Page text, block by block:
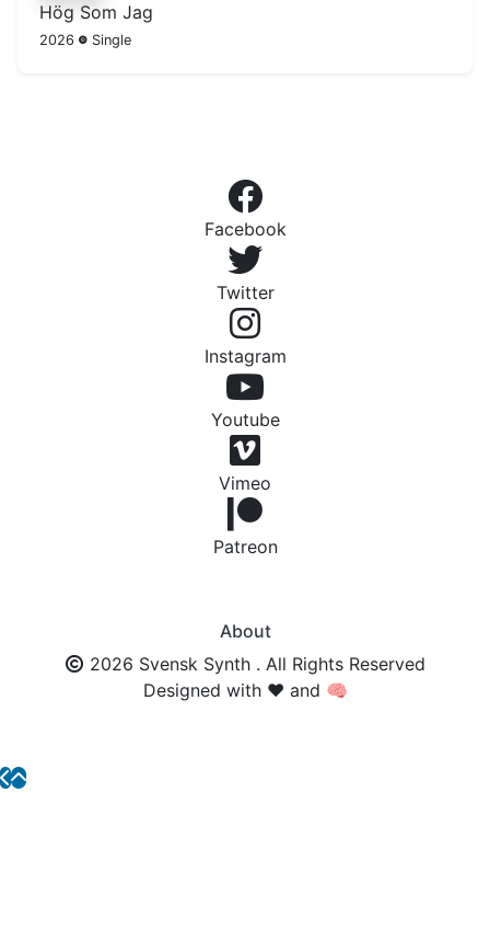
Hög Som Jag
2026 Single
Facebook
Twitter
Instagram
Youtube
Vimeo
Patreon
About
2026 Svensk Synth . All Rights Reserved
Designed with ❤️ and 🧠